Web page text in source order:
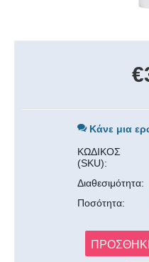
€
Κάνε μια
ΚΩΔΙΚΟΣ
(SKU):
Διαθεσιμότητα:
Ποσότητα: